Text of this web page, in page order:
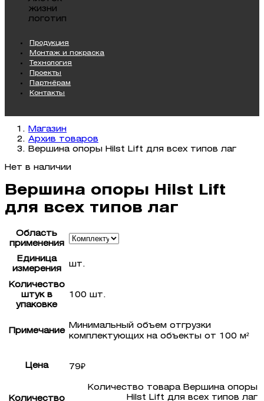
Продукция
Монтаж и покраска
Технология
Проекты
Партнёрам
Контакты
Магазин
Архив товаров
Вершина опоры Hilst Lift для всех типов лаг
Нет в наличии
Вершина опоры Hilst Lift
для всех типов лаг
Область
применения
Единица
измерения
шт.
Количество
штук в
упаковке
100 шт.
Примечание
Минимальный объем отгрузки
комплектующих на объекты от 100 м²
Цена 79₽
Количество
Количество товара Вершина опоры
Hilst Lift для всех типов лаг